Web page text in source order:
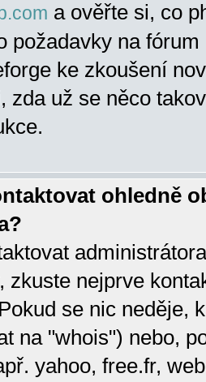
a ověřte si, co
požadavky na
ke zkoušení
zda už se něco
ohledně
zkuste nejprve
se nic neděje,
na "whois") nebo,
yahoo, free.fr,